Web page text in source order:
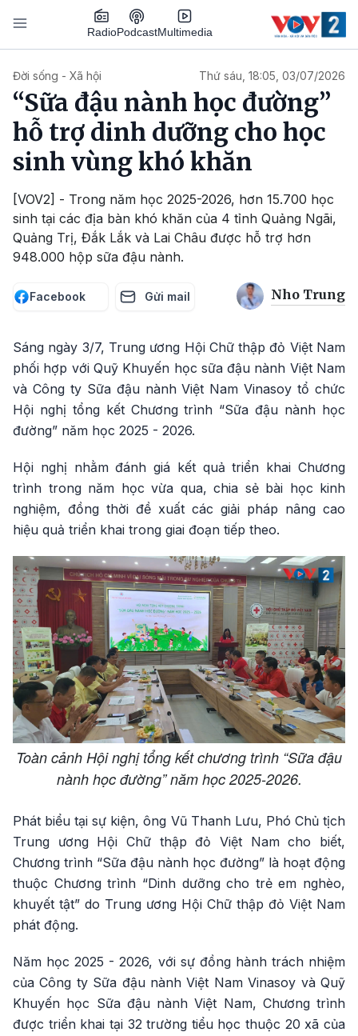
Nhảy đến nội dung
RadioPodcastMultimedia
Đời sống - Xã hội Thứ sáu, 18:05, 03/07/2026
“Sữa đậu nành học đường”
hỗ trợ dinh dưỡng cho học
sinh vùng khó khăn
[VOV2] - Trong năm học 2025-2026, hơn 15.700 học
sinh tại các địa bàn khó khăn của 4 tỉnh Quảng Ngãi,
Quảng Trị, Đắk Lắk và Lai Châu được hỗ trợ hơn
948.000 hộp sữa đậu nành.
Facebook Gửi mail Nho Trung
Sáng ngày 3/7, Trung ương Hội Chữ thập đỏ Việt Nam
phối hợp với Quỹ Khuyến học sữa đậu nành Việt Nam
và Công ty Sữa đậu nành Việt Nam Vinasoy tổ chức
Hội nghị tổng kết Chương trình “Sữa đậu nành học
đường” năm học 2025 - 2026.
Hội nghị nhằm đánh giá kết quả triển khai Chương
trình trong năm học vừa qua, chia sẻ bài học kinh
nghiệm, đồng thời đề xuất các giải pháp nâng cao
hiệu quả triển khai trong giai đoạn tiếp theo.
Toàn cảnh Hội nghị tổng kết chương trình “Sữa đậu
nành học đường” năm học 2025-2026.
Phát biểu tại sự kiện, ông Vũ Thanh Lưu, Phó Chủ tịch
Trung ương Hội Chữ thập đỏ Việt Nam cho biết,
Chương trình “Sữa đậu nành học đường” là hoạt động
thuộc Chương trình “Dinh dưỡng cho trẻ em nghèo,
khuyết tật” do Trung ương Hội Chữ thập đỏ Việt Nam
phát động.
Năm học 2025 - 2026, với sự đồng hành trách nhiệm
của Công ty Sữa đậu nành Việt Nam Vinasoy và Quỹ
Khuyến học Sữa đậu nành Việt Nam, Chương trình
được triển khai tại 32 trường tiểu học thuộc 20 xã của